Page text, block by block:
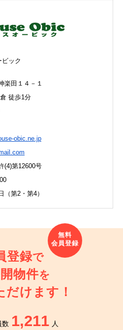
ック
楽田１４－１
徒歩1分
obic.ne.jp
(4)第12600号
（第2・第4）
登録で
物件を
だけます！
数 1,211 人